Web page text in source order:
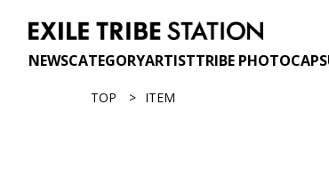
NEWSCATEGORYARTISTTRIBE PHOTO
TOP ITEM